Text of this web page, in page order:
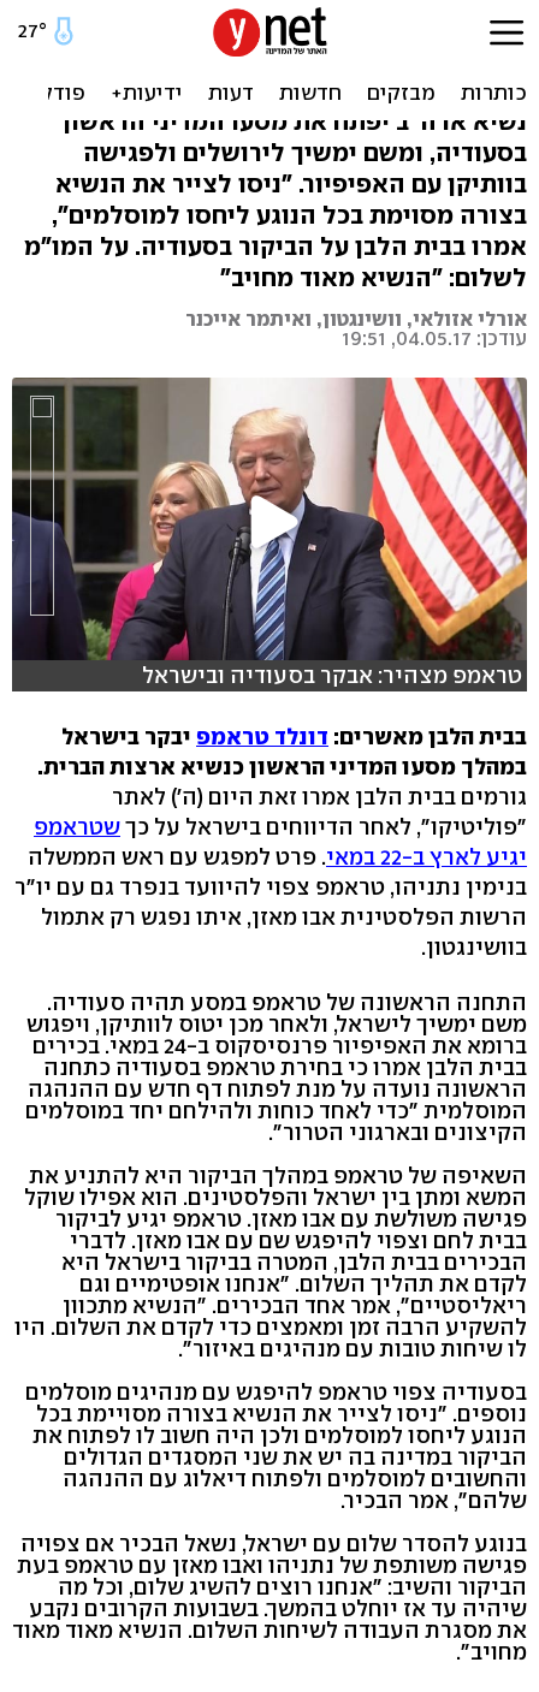
מסעודיה לישראל: "טראמפ
רוצה דיאלוג עם המוסלמים"
נשיא ארה"ב יפתח את מסעו המדיני הראשון
בסעודיה, ומשם ימשיך לירושלים ולפגישה
בוותיקן עם האפיפיור. "ניסו לצייר את הנשיא
בצורה מסוימת בכל הנוגע ליחסו למוסלמים",
אמרו בבית הלבן על הביקור בסעודיה. על המו"מ
לשלום: "הנשיא מאוד מחויב"
אורלי אזולאי, וושינגטון, ואיתמר אייכנר
עודכן: 04.05.17, 19:51
טראמפ מצהיר: אבקר בסעודיה ובישראל
בבית הלבן מאשרים: דונלד טראמפ יבקר בישראל
במהלך מסעו המדיני הראשון כנשיא ארצות הברית.
גורמים בבית הלבן אמרו זאת היום (ה') לאתר
"פוליטיקו", לאחר הדיווחים בישראל על כךשטראמפ
יגיע לארץ ב-22 במאי
. פרט למפגש עם ראש הממשלה
בנימין נתניהו, טראמפ צפוי להיוועד בנפרד גם עם יו"ר
הרשות הפלסטינית אבו מאזן, איתו נפגש רק אתמול
בוושינגטון.
התחנה הראשונה של טראמפ במסע תהיה סעודיה.
משם ימשיך לישראל, ולאחר מכן יטוס לוותיקן, ויפגוש
ברומא את האפיפיור פרנסיסקוס ב-24 במאי. בכירים
בבית הלבן אמרו כי בחירת טראמפ בסעודיה כתחנה
הראשונה נועדה על מנת לפתוח דף חדש עם ההנהגה
המוסלמית "כדי לאחד כוחות ולהילחם יחד במוסלמים
הקיצונים ובארגוני הטרור".
השאיפה של טראמפ במהלך הביקור היא להתניע את
המשא ומתן בין ישראל והפלסטינים. הוא אפילו שוקל
פגישה משולשת עם אבו מאזן. טראמפ יגיע לביקור
בבית לחם וצפוי להיפגש שם עם אבו מאזן. לדברי
הבכירים בבית הלבן, המטרה בביקור בישראל היא
לקדם את תהליך השלום. "אנחנו אופטימיים וגם
ריאליסטיים", אמר אחד הבכירים. "הנשיא מתכוון
להשקיע הרבה זמן ומאמצים כדי לקדם את השלום. היו
לו שיחות טובות עם מנהיגים באיזור".
בסעודיה צפוי טראמפ להיפגש עם מנהיגים מוסלמים
נוספים. "ניסו לצייר את הנשיא בצורה מסויימת בכל
הנוגע ליחסו למוסלמים ולכן היה חשוב לו לפתוח את
הביקור במדינה בה יש את שני המסגדים הגדולים
והחשובים למוסלמים ולפתוח דיאלוג עם ההנהגה
שלהם", אמר הבכיר.
בנוגע להסדר שלום עם ישראל, נשאל הבכיר אם צפויה
פגישה משותפת של נתניהו ואבו מאזן עם טראמפ בעת
הביקור והשיב: "אנחנו רוצים להשיג שלום, וכל מה
שיהיה עד אז יוחלט בהמשך. בשבועות הקרובים נקבע
את מסגרת העבודה לשיחות השלום. הנשיא מאוד מאוד
מחויב".